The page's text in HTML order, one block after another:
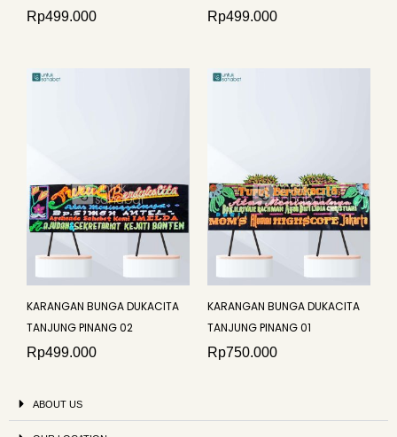
Rp499.000
Rp499.000
KARANGAN BUNGA DUKACITA
TANJUNG PINANG 02
Rp499.000
KARANGAN BUNGA DUKACITA
TANJUNG PINANG 01
Rp750.000
ABOUT US